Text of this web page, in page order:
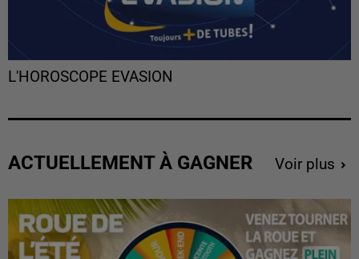
L'HOROSCOPE EVASION
ACTUELLEMENT À GAGNER Voir plus